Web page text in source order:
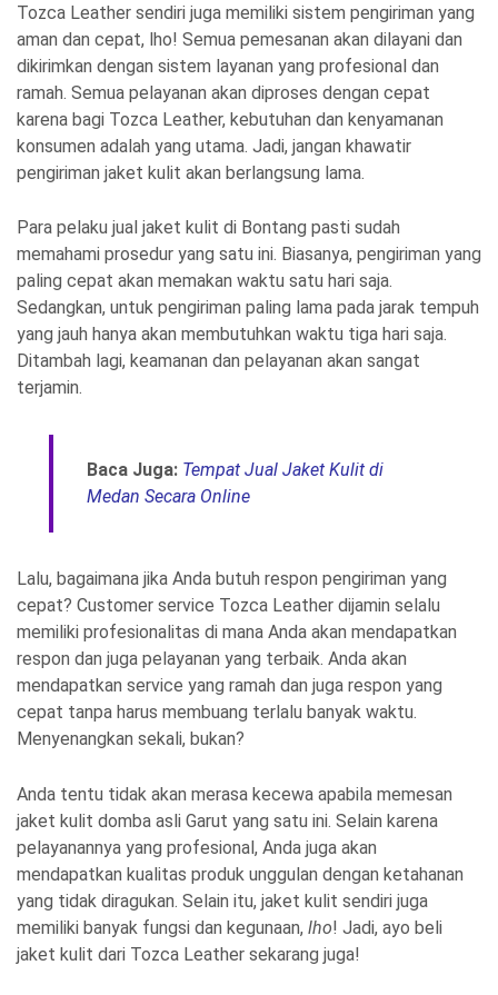
Tozca Leather sendiri juga memiliki sistem pengiriman yang
aman dan cepat, lho! Semua pemesanan akan dilayani dan
dikirimkan dengan sistem layanan yang profesional dan
ramah. Semua pelayanan akan diproses dengan cepat
karena bagi Tozca Leather, kebutuhan dan kenyamanan
konsumen adalah yang utama. Jadi, jangan khawatir
pengiriman jaket kulit akan berlangsung lama.
Para pelaku jual jaket kulit di Bontang pasti sudah
memahami prosedur yang satu ini. Biasanya, pengiriman yang
paling cepat akan memakan waktu satu hari saja.
Sedangkan, untuk pengiriman paling lama pada jarak tempuh
yang jauh hanya akan membutuhkan waktu tiga hari saja.
Ditambah lagi, keamanan dan pelayanan akan sangat
terjamin.
Baca Juga: Tempat Jual Jaket Kulit di
Medan Secara Online
Lalu, bagaimana jika Anda butuh respon pengiriman yang
cepat? Customer service Tozca Leather dijamin selalu
memiliki profesionalitas di mana Anda akan mendapatkan
respon dan juga pelayanan yang terbaik. Anda akan
mendapatkan service yang ramah dan juga respon yang
cepat tanpa harus membuang terlalu banyak waktu.
Menyenangkan sekali, bukan?
Anda tentu tidak akan merasa kecewa apabila memesan
jaket kulit domba asli Garut yang satu ini. Selain karena
pelayanannya yang profesional, Anda juga akan
mendapatkan kualitas produk unggulan dengan ketahanan
yang tidak diragukan. Selain itu, jaket kulit sendiri juga
memiliki banyak fungsi dan kegunaan, lho! Jadi, ayo beli
jaket kulit dari Tozca Leather sekarang juga!